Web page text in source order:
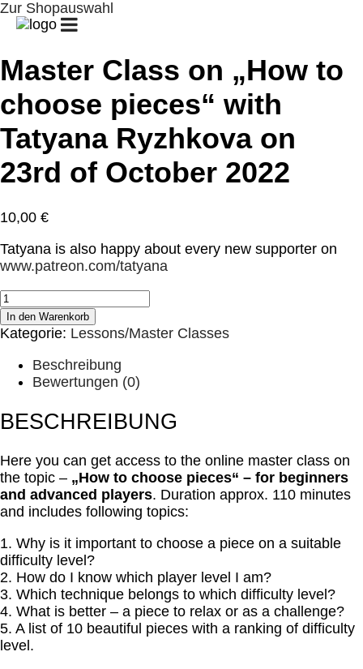
STARTGUITARGUITAR
GUITAR
CHALLENGE
BIOGRAFIE
KONZERTE
GALERIE
MEIN
KONTO
Zur Shopauswahl
Master Class on „How to
choose pieces“ with
Tatyana Ryzhkova on
23rd of October 2022
10,00 €
Tatyana is also happy about every new supporter on
www.patreon.com/tatyana
Master
Class
on
choose
with
Tatyana
on
23rd
of
October
2022
Menge
In den Warenkorb
Kategorie: Lessons/Master Classes
Beschreibung
Bewertungen (0)
BESCHREIBUNG
Here you can get access to the online master class on
the topic – „How to choose pieces“ – for beginners
and advanced players. Duration approx. 110 minutes
and includes following topics:
1. Why is it important to choose a piece on a suitable
difficulty level?
2. How do I know which player level I am?
3. Which technique belongs to which difficulty level?
4. What is better – a piece to relax or as a challenge?
5. A list of 10 beautiful pieces with a ranking of difficulty
level.